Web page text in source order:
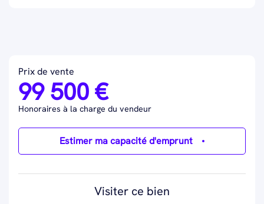
Prix de vente
99 500 €
Honoraires à la charge du vendeur
Estimer ma capacité d'emprunt
Visiter ce bien